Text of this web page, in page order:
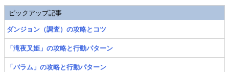
ピックアップ記事
ダンジョン（調査）の攻略とコツ
「滝夜叉姫」の攻略と行動パターン
「バラム」の攻略と行動パターン